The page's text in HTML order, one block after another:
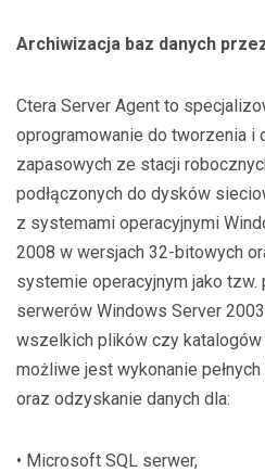
Archiwizacja baz danych
Ctera Server Agent to
oprogramowanie do tworzenia i
zapasowych ze stacji
podłączonych do dysków
z systemami operacyjnymi
2008 w wersjach 32-bitowych
systemie operacyjnym jako tzw.
serwerów Windows Server
wszelkich plików czy
możliwe jest wykonanie
oraz odzyskanie danych dla:
• Microsoft SQL serwer,